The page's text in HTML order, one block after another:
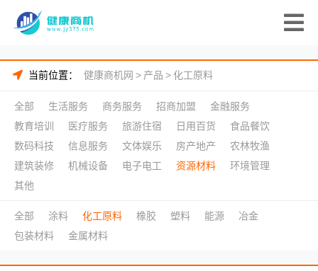
当前位置： 健康商机网 > 产品 >化工原料
全部 生活服务 商务服务 招商加盟
金融服务
教育培训
医疗服务 旅游住宿 日用百货
食品餐饮
数码科技
信息服务 文体娱乐 房产地产
农林牧渔
建筑装修
机械设备 电子电工 资源材料
环境管理
其他
全部 涂料 化工原料 橡胶 塑料 能源
冶金
包装材料
金属材料